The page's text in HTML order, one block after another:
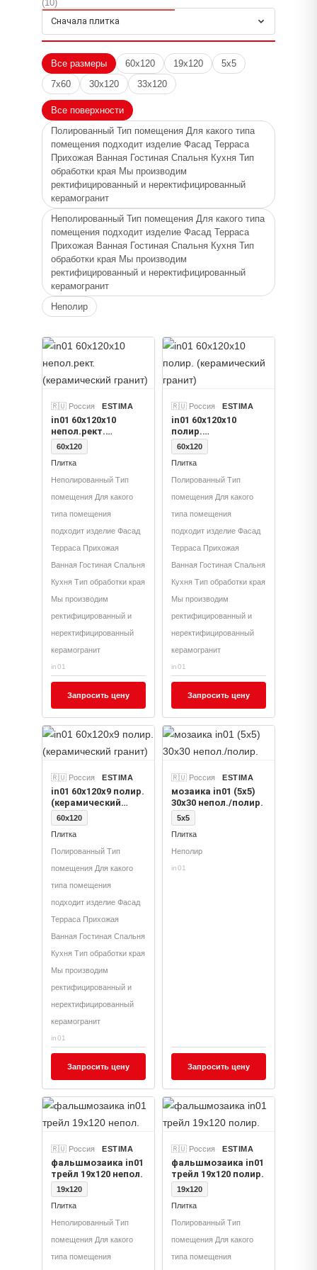
Для какого типа помещения подходит изделие
Фасад Терраса Прихожая Ванная Гостиная Спальня
Кухня Тип обработки края Мы производим
ректифицированный и неректифицированный
керамогранит, Неполир
Толщина
9, 10
Применение
Плитка
Цвет
Интенс Мрамор Классический Серый Толщина
(10)
Сначала плитка
Все размеры 60x120 19x120
5x5
7x60
30x120 33x120
Все поверхности
Полированный Тип помещения Для какого типа
помещения подходит изделие Фасад Терраса
Прихожая Ванная Гостиная Спальня Кухня Тип
обработки края Мы производим
ректифицированный и неректифицированный
керамогранит
Неполированный Тип помещения Для какого типа
помещения подходит изделие Фасад Терраса
Прихожая Ванная Гостиная Спальня Кухня Тип
обработки края Мы производим
ректифицированный и неректифицированный
керамогранит
Неполир
🇷🇺 Россия ESTIMA
in01 60x120х10
непол.рект.
(керамический
гранит)
60x120
Плитка
Неполированный Тип
помещения Для какого
типа помещения
подходит изделие Фасад
Терраса Прихожая
Ванная Гостиная Спальня
Кухня Тип обработки края
Мы производим
ректифицированный и
неректифицированный
керамогранит
in01
Запросить цену
🇷🇺 Россия ESTIMA
in01 60x120х10
полир.
(керамический
гранит)
60x120
Плитка
Полированный Тип
помещения Для какого
типа помещения
подходит изделие Фасад
Терраса Прихожая
Ванная Гостиная Спальня
Кухня Тип обработки края
Мы производим
ректифицированный и
неректифицированный
керамогранит
in01
Запросить цену
🇷🇺 Россия ESTIMA
in01 60x120х9 полир.
(керамический
гранит)
60x120
Плитка
Полированный Тип
помещения Для какого
типа помещения
подходит изделие Фасад
Терраса Прихожая
Ванная Гостиная Спальня
Кухня Тип обработки края
Мы производим
ректифицированный и
неректифицированный
керамогранит
in01
Запросить цену
🇷🇺 Россия ESTIMA
мозаика in01 (5x5)
30x30 непол./полир.
5x5
Плитка
Неполир
in01
Запросить цену
🇷🇺 Россия ESTIMA
фальшмозаика in01
трейл 19x120 непол.
19x120
Плитка
Неполированный Тип
помещения Для какого
типа помещения
🇷🇺 Россия ESTIMA
фальшмозаика in01
трейл 19x120 полир.
19x120
Плитка
Полированный Тип
помещения Для какого
типа помещения